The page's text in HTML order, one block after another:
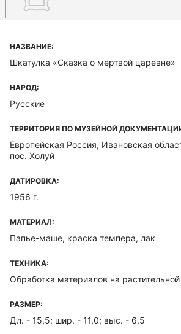
НАЗВАНИЕ:
Шкатулка «Сказка о мертвой царевне»
НАРОД:
Русские
ТЕРРИТОРИЯ ПО МУЗЕЙНОЙ
Европейская Россия, Ивановская
пос. Холуй
ДАТИРОВКА:
1956 г.
МАТЕРИАЛ:
Папье-маше, краска темпера, лак
ТЕХНИКА:
Обработка материалов на
РАЗМЕР:
Дл. - 15,5; шир. - 11,0; выс. - 6,5